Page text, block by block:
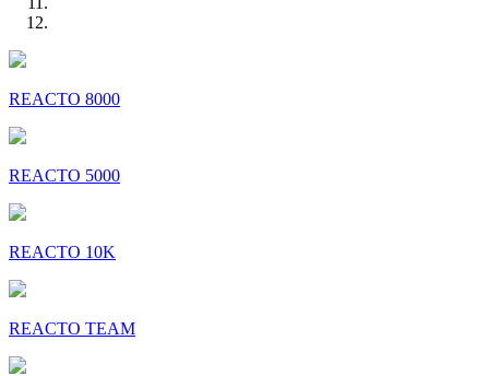
REACTO 8000
REACTO 5000
REACTO 10K
REACTO TEAM